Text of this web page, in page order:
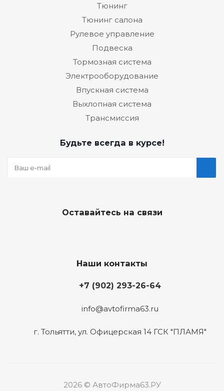
Тюнинг
Тюнинг салона
Рулевое управление
Подвеска
Тормозная система
Электрооборудование
Впускная система
Выхлопная система
Трансмиссия
Будьте всегда в курсе!
Оставайтесь на связи
Наши контакты
+7 (902) 293-26-64
info@avtofirma63.ru
г. Тольятти, ул. Офицерская 14 ГСК "ПЛАМЯ"
2026 © АвтоФирма63.РУ